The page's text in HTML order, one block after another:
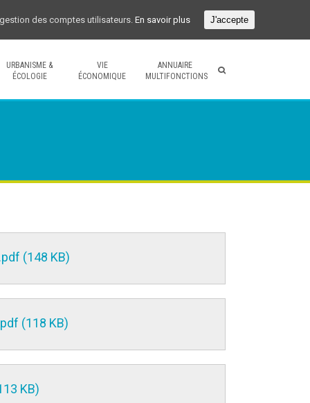
URBANISME &
ÉCOLOGIE
VIE
ÉCONOMIQUE
ANNUAIRE
MULTIFONCTIONS
(148 KB)
(118 KB)
KB)
des comptes utilisateurs. En savoir plus J'accepte